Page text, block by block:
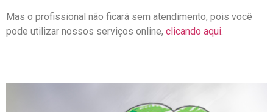
Mas o profissional não ficará sem atendimento, pois você
pode utilizar nossos serviços online, clicando aqui.